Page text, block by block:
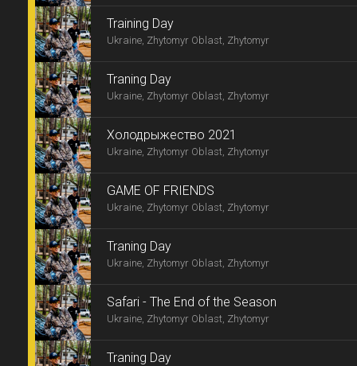
Training Day
Ukraine, Zhytomyr Oblast, Zhytomyr
Traning Day
Ukraine, Zhytomyr Oblast, Zhytomyr
Холодрыжество 2021
Ukraine, Zhytomyr Oblast, Zhytomyr
GAME OF FRIENDS
Ukraine, Zhytomyr Oblast, Zhytomyr
Traning Day
Ukraine, Zhytomyr Oblast, Zhytomyr
Safari - The End of the Season
Ukraine, Zhytomyr Oblast, Zhytomyr
Traning Day